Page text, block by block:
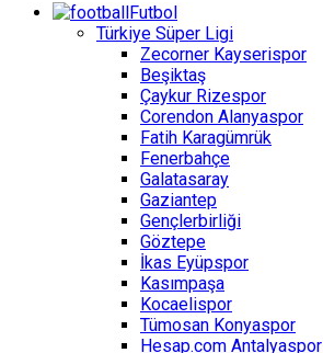
Futbol
Türkiye Süper Ligi
Zecorner Kayserispor
Beşiktaş
Çaykur Rizespor
Corendon Alanyaspor
Fatih Karagümrük
Fenerbahçe
Galatasaray
Gaziantep
Gençlerbirliği
Göztepe
İkas Eyüpspor
Kasımpaşa
Kocaelispor
Tümosan Konyaspor
Hesap.com Antalyaspor